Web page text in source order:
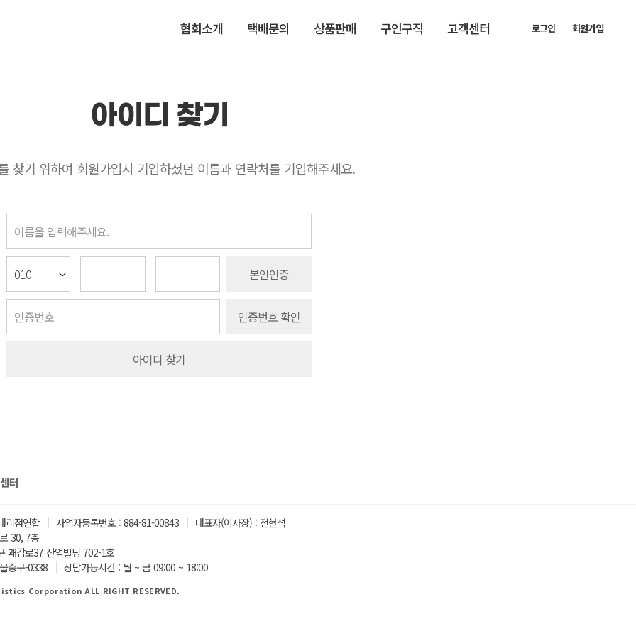
협회소개 택배문의 상품판매 구인구직 고객센터 로그인 회원가입
아이디 찾기
찾기 위하여 회원가입시 기입하셨던 이름과 연락처를 기입해주세요.
본인인증
인증번호 확인
아이디 찾기
터
리점연합 ｜ 사업자등록번호 : 884-81-00843 ｜ 대표자(이사장) : 전현석
30, 7층
괘감로37 산업빌딩 702-1호
중구-0338
｜ 상담가능시간 : 월 ~ 금 09:00 ~ 18:00
Corporation ALL RIGHT RESERVED.